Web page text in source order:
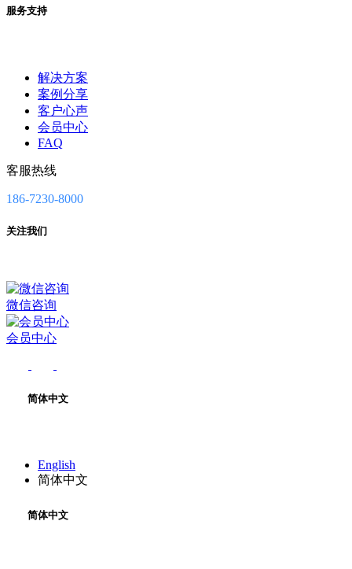
服务支持
解决方案
案例分享
客户心声
会员中心
FAQ
客服热线
186-7230-8000
关注我们
微信咨询
会员中心
简体中文
English
简体中文
简体中文